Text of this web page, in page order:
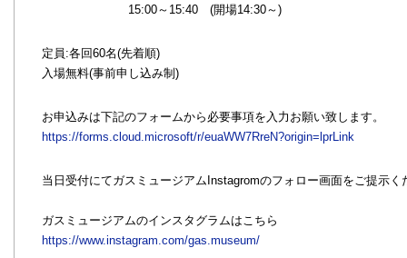
15:00～15:40 (開場14:30～)
定員:各回60名(先着順)
入場無料(事前申し込み制)
お申込みは下記のフォームから必要事項を入力お願い致します。
https://forms.cloud.microsoft/r/euaWW7RreN?origin=lprLink
当日受付にてガスミュージアムInstagromのフォロー画面をご提示く
ガスミュージアムのインスタグラムはこちら
https://www.instagram.com/gas.museum/